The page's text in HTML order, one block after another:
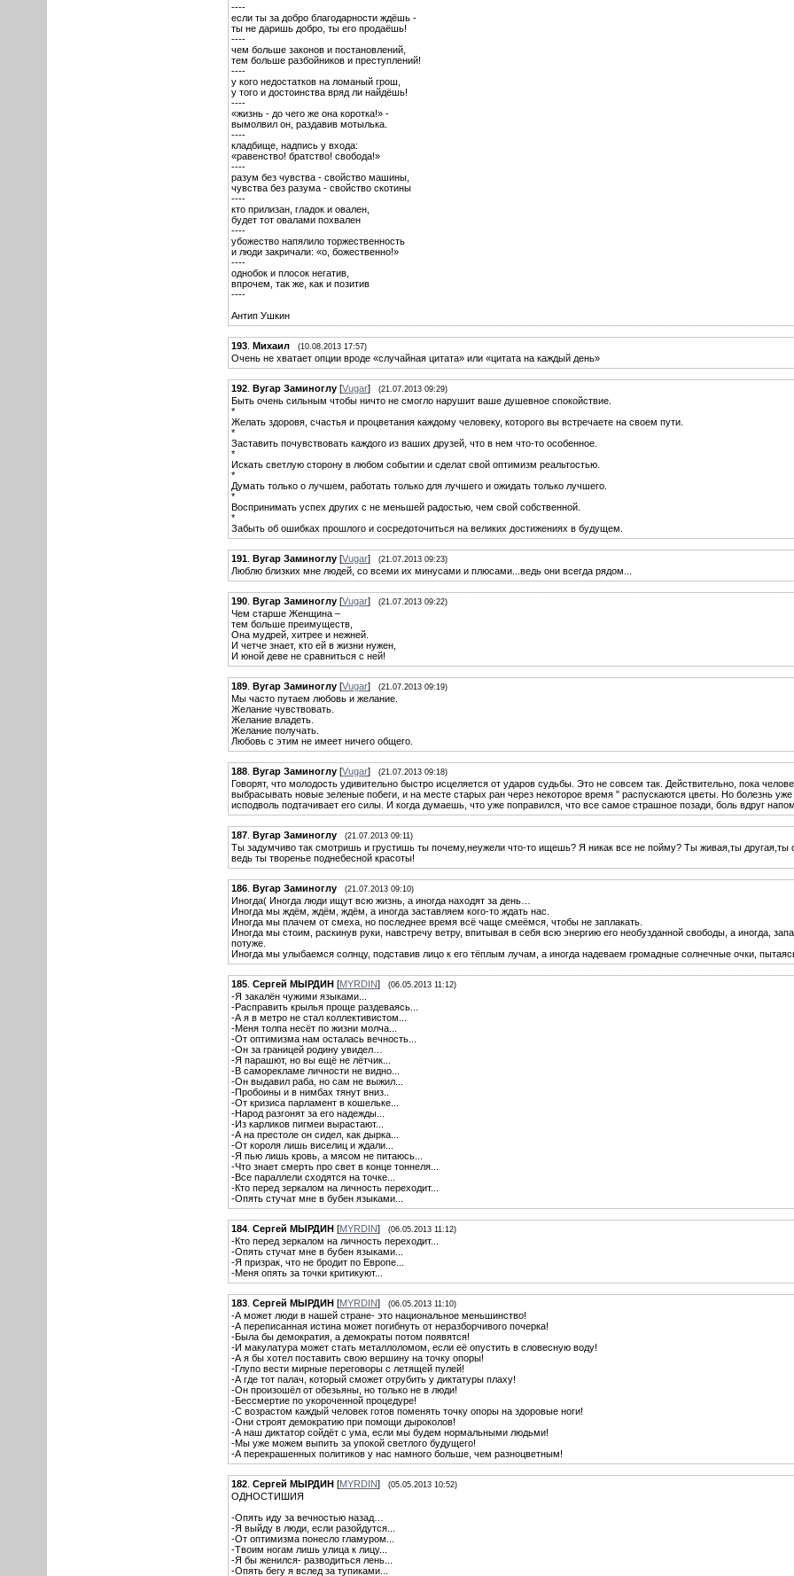
----
если ты за добро благодарности ждёшь -
ты не даришь добро, ты его продаёшь!
----
чем больше законов и постановлений,
тем больше разбойников и преступлений!
----
у кого недостатков на ломаный грош,
у того и достоинства вряд ли найдёшь!
----
«жизнь - до чего же она коротка!» -
вымолвил он, раздавив мотылька.
----
кладбище, надпись у входа:
«равенство! братство! свобода!»
----
разум без чувства - свойство машины,
чувства без разума - свойство скотины
----
кто прилизан, гладок и овален,
будет тот овалами похвален
----
убожество напялило торжественность
и люди закричали: «о, божественно!»
----
однобок и плосок негатив,
впрочем, так же, как и позитив
----
Антип Ушкин
193 Михаил (10.08.2013 17:57)
Очень не хватает опции вроде «случайная цитата» или «цитата на каждый день»
192 Вугар Заминоглу [Vugar] (21.07.2013 09:29)
Быть очень сильным чтобы ничто не смогло нарушит ваше душевное спокойствие.
*
Желать здоровя, счастья и процветания каждому человеку, которого вы встречаете на своем пути.
*
Заставить почувствовать каждого из ваших друзей, что в нем что-то особенное.
*
Искать светлую сторону в любом событии и сделат свой оптимизм реальтостью.
*
Думать только о лучшем, работать только для лучшего и ожидать только лучшего.
*
Воспринимать успех других с не меньшей радостью, чем свой собственной.
*
Забыть об ошибках прошлого и сосредоточиться на великих достижениях в будущем.
191 Вугар Заминоглу [Vugar] (21.07.2013 09:23)
Люблю близких мне людей, со всеми их минусами и плюсами...ведь они всегда рядом...
190 Вугар Заминоглу [Vugar] (21.07.2013 09:22)
Чем старше Женщина –
тем больше преимуществ,
Она мудрей, хитрее и нежней.
И четче знает, кто ей в жизни нужен,
И юной деве не сравниться с ней!
189 Вугар Заминоглу [Vugar] (21.07.2013 09:19)
Мы часто путаем любовь и желание.
Желание чувствовать.
Желание владеть.
Желание получать.
Любовь с этим не имеет ничего общего.
188 Вугар Заминоглу [Vugar] (21.07.2013 09:18)
Говорят, что молодость удивительно быстро исцеляется от ударов судьбы. Это не совсем так. Действительно, пока
выбрасывать новые зеленые побеги, и на месте старых ран через некоторое время " распускаются цветы. Но болезнь
исподволь подтачивает его силы. И когда думаешь, что уже поправился, что все самое страшное позади, боль вдруг
187 Вугар Заминоглу (21.07.2013 09:11)
Ты задумчиво так смотришь и грустишь ты почему,неужели что-то ищешь? Я никак все не пойму? Ты живая,ты другая,ты
ведь ты творенье поднебесной красоты!
186 Вугар Заминоглу (21.07.2013 09:10)
Иногда( Иногда люди ищут всю жизнь, а иногда находят за день…
Иногда мы ждём, ждём, ждём, а иногда заставляем кого-то ждать нас.
Иногда мы плачем от смеха, но последнее время всё чаще смеёмся, чтобы не заплакать.
Иногда мы стоим, раскинув руки, навстречу ветру, впитывая в себя всю энергию его необузданной свободы, а иногда,
потуже.
Иногда мы улыбаемся солнцу, подставив лицо к его тёплым лучам, а иногда надеваем громадные солнечные очки,
185 Сергей МЫРДИН [MYRDIN] (06.05.2013 11:12)
-Я закалён чужими языками...
-Расправить крылья проще раздеваясь...
-А я в метро не стал коллективистом...
-Меня толпа несёт по жизни молча...
-От оптимизма нам осталась вечность...
-Он за границей родину увидел…
-Я парашют, но вы ещё не лётчик...
-В саморекламе личности не видно...
-Он выдавил раба, но сам не выжил...
-Пробоины и в нимбах тянут вниз..
-От кризиса парламент в кошельке...
-Народ разгонят за его надежды...
-Из карликов пигмеи вырастают...
-А на престоле он сидел, как дырка...
-От короля лишь виселиц и ждали...
-Я пью лишь кровь, а мясом не питаюсь...
-Что знает смерть про свет в конце тоннеля...
-Все параллели сходятся на точке...
-Кто перед зеркалом на личность переходит...
-Опять стучат мне в бубен языками...
184 Сергей МЫРДИН [MYRDIN] (06.05.2013 11:12)
-Кто перед зеркалом на личность переходит...
-Опять стучат мне в бубен языками...
-Я призрак, что не бродит по Европе...
-Меня опять за точки критикуют...
183 Сергей МЫРДИН [MYRDIN] (06.05.2013 11:10)
-А может люди в нашей стране- это национальное меньшинство!
-А переписанная истина может погибнуть от неразборчивого почерка!
-Была бы демократия, а демократы потом появятся!
-И макулатура может стать металлоломом, если её опустить в словесную воду!
-А я бы хотел поставить свою вершину на точку опоры!
-Глупо вести мирные переговоры с летящей пулей!
-А где тот палач, который сможет отрубить у диктатуры плаху!
-Он произошёл от обезьяны, но только не в люди!
-Бессмертие по укороченной процедуре!
-С возрастом каждый человек готов поменять точку опоры на здоровые ноги!
-Они строят демократию при помощи дыроколов!
-А наш диктатор сойдёт с ума, если мы будем нормальными людьми!
-Мы уже можем выпить за упокой светлого будущего!
-А перекрашенных политиков у нас намного больше, чем разноцветным!
182 Сергей МЫРДИН [MYRDIN] (05.05.2013 10:52)
ОДНОСТИШИЯ
-Опять иду за вечностью назад…
-Я выйду в люди, если разойдутся...
-От оптимизма понесло гламуром...
-Твоим ногам лишь улица к лицу...
-Я бы женился- разводиться лень...
-Опять бегу я вслед за тупиками...